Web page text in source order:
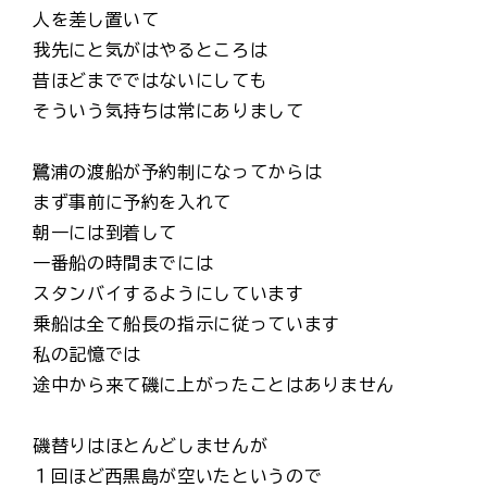
人を差し置いて
我先にと気がはやるところは
昔ほどまでではないにしても
そういう気持ちは常にありまして
鷺浦の渡船が予約制になってからは
まず事前に予約を入れて
朝一には到着して
一番船の時間までには
スタンバイするようにしています
乗船は全て船長の指示に従っています
私の記憶では
途中から来て磯に上がったことはありません
磯替りはほとんどしませんが
１回ほど西黒島が空いたというので